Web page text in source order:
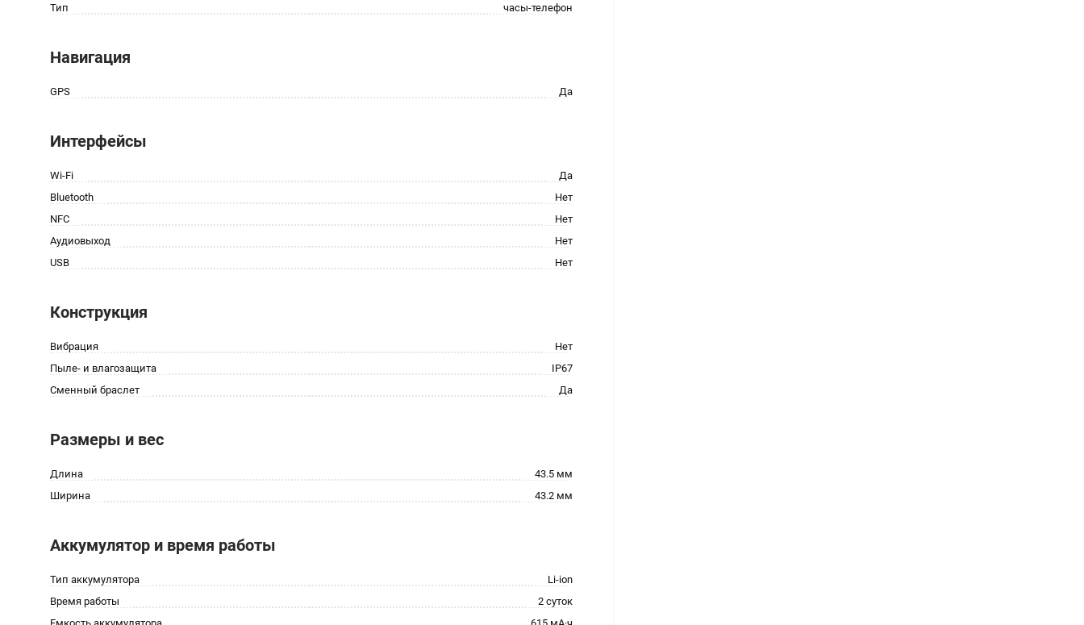
Тип
часы-телефон
Навигация
GPS Да
Интерфейсы
Wi-Fi
Да
Bluetooth
Нет
NFC
Нет
Аудиовыход
Нет
USB
Нет
Конструкция
Вибрация
Нет
Пыле- и влагозащита
IP67
Сменный браслет
Да
Размеры и вес
Длина
43.5 мм
Ширина
43.2 мм
Аккумулятор и время работы
Тип аккумулятора
Li-ion
Время работы
2 суток